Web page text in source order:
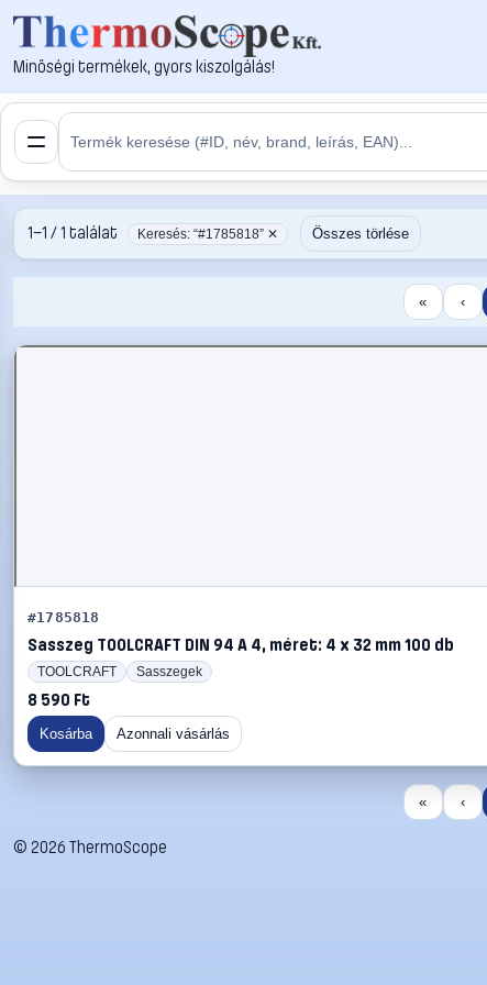
Minőségi termékek, gyors kiszolgálás!
1–1 / 1 találat Keresés: “#1785818” ✕ Összes törlése
« ‹
#1785818
Sasszeg TOOLCRAFT DIN 94 A 4, méret: 4 x 32 mm 100 db
TOOLCRAFT Sasszegek
8 590 Ft
Kosárba Azonnali vásárlás
« ‹
© 2026 ThermoScope